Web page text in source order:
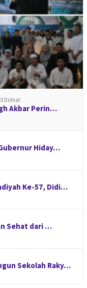
Dilihat
Akbar Perin…
Hiday…
Ke-57, Didi…
Sehat dari …
Sekolah Raky…